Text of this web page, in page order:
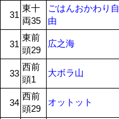
31
東十
両35
ごはんおかわり自
由
31
東前
頭29
広之海
33
西前
頭1
大ボラ山
34
西前
頭29
オットット